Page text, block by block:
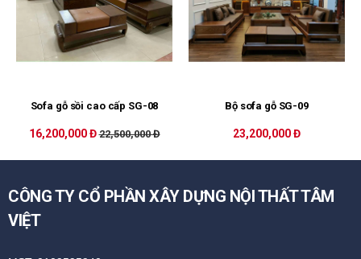
Sofa gỗ sồi cao cấp SG-08
16,200,000 Đ 22,500,000 Đ
Bộ sofa gỗ SG-09
23,200,000 Đ
CÔNG TY CỔ PHẦN XÂY DỰNG NỘI THẤT TÂM
VIỆT